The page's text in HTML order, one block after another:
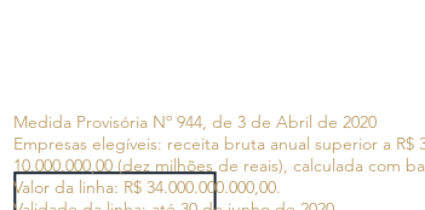
Medida Provisória Nº 944, de 3 de Abril de 2020
Empresas elegíveis: receita bruta anual superior a R$
10.000.000,00 (dez milhões de reais), calculada com
Valor da linha: R$ 34.000.000.000,00.